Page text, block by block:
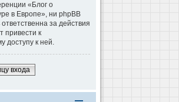
«Блог о
в Европе», ни phpBB
за действия
привести к
доступу к ней.
входа